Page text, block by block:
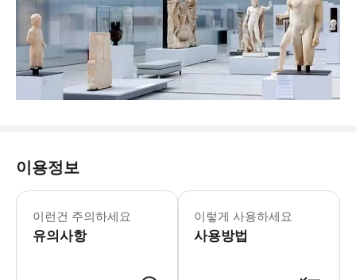
이용정보
이런건 주의하세요
유의사항
☝️ 꼭 알아두세요 💡주의사항 - 예약
이렇게 사용하세요
사용방법